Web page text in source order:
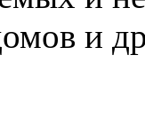
и